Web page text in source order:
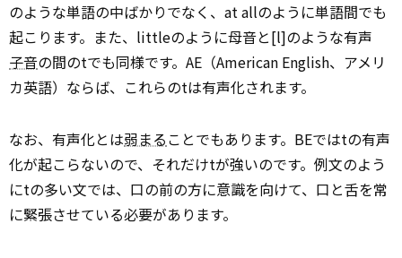
のような単語の中ばかりでなく、at allのように単語間でも
起こります。また、littleのように母音と[l]のような有声
子音の間のtでも同様です。AE（American English、アメリ
カ英語）ならば、これらのtは有声化されます。
なお、有声化とは弱まることでもあります。BEではtの有声
化が起こらないので、それだけtが強いのです。例文のよう
にtの多い文では、口の前の方に意識を向けて、口と舌を常
に緊張させている必要があります。